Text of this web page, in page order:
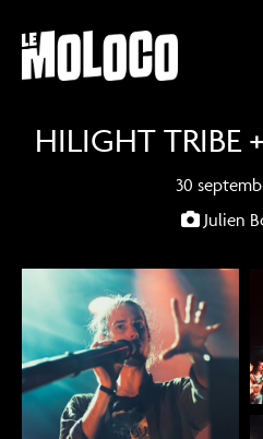
HILIGHT TRIBE
30
Julien